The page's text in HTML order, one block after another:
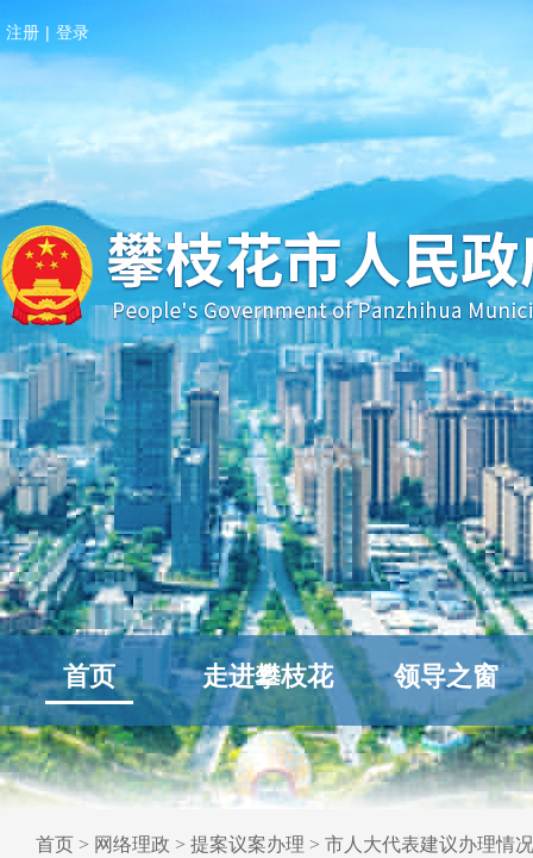
注册 | 登录
首页 走进攀枝花 领导之窗
首页 > 网络理政 > 提案议案办理 > 市人大代表建议办理情况